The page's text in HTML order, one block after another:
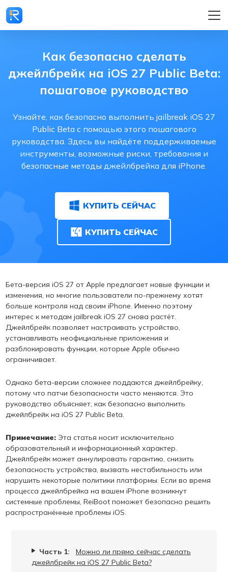
Как безопасно сделать
джейлбрейк на iOS 27 Public Beta:
пошаговое руководство
Узнайте, как безопасно выполнить jailbreak iOS 27
Public Beta с помощью этого пошагового
руководства. Здесь вы найдёте поддерживаемые
инструменты, возможные риски, требования и
безопасные методы джейлбрейка для iPhone.
КУПИТЬ СЕЙЧАС
КУПИТЬ СЕЙЧАС
Бета-версия iOS 27 от Apple предлагает новые функции и
изменения, но многие пользователи по-прежнему хотят
больше контроля над своим iPhone. Именно поэтому
интерес к методам jailbreak iOS 27 снова растёт.
Джейлбрейк позволяет настраивать устройство,
устанавливать неофициальные приложения и
разблокировать функции, которые Apple обычно
ограничивает.
Однако бета-версии сложнее поддаются джейлбрейку,
потому что патчи безопасности часто меняются. Это
руководство объясняет, как безопасно выполнить
джейлбрейк на iOS 27 Public Beta.
Примечание: Эта статья носит исключительно
образовательный и информационный характер.
Джейлбрейк может аннулировать гарантию, снизить
безопасность устройства, вызвать нестабильность или
нарушить некоторые политики платформы. Если во время
процесса джейлбрейка на вашем iPhone возникнут
системные проблемы, ReiBoot поможет безопасно решить
распространённые проблемы iOS.
Часть 1:
Можно ли прямо сейчас сделать
джейлбрейк на iOS 27 Public Beta?